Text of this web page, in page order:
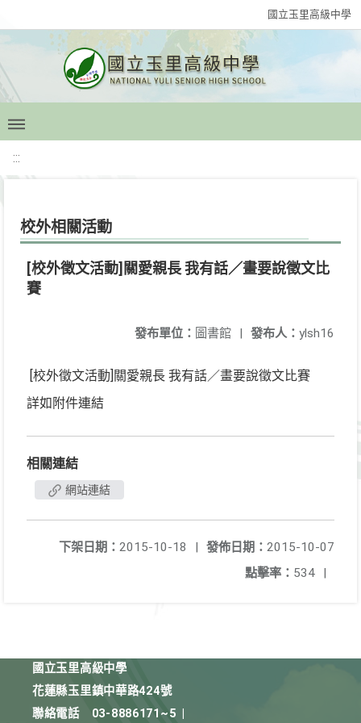
國立玉里高級中學
:::
校外相關活動
[校外徵文活動]關愛親長 我有話／畫要說徵文比
賽
發布人： ylsh16
發布單位： 圖書館 |
[校外徵文活動]關愛親長 我有話／畫要說徵文比賽
詳如附件連結
相關連結
網站連結
發佈日期： 2015-10-07
下架日期： 2015-10-18
|
點擊率： 534 |
國立玉里高級中學
花蓮縣玉里鎮中華路424號
聯絡電話
03-8886171~5